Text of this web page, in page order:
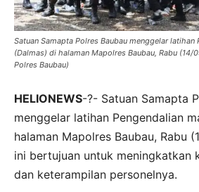
Redaksi
Tentang Kami
Media Siber
Satuan Samapta Polres Baubau menggelar latihan
(Dalmas) di halaman Mapolres Baubau, Rabu (14/
Polres Baubau)
HELIONEWS-?- Satuan Samapta
menggelar latihan Pengendalian
halaman Mapolres Baubau, Rabu
ini bertujuan untuk meningkatkan
dan keterampilan personelnya.